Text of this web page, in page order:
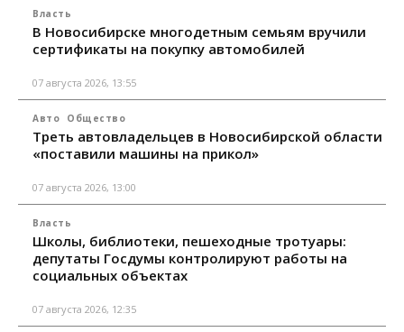
Власть
В Новосибирске многодетным семьям вручили
сертификаты на покупку автомобилей
07 августа 2026, 13:55
Авто Общество
Треть автовладельцев в Новосибирской области
«поставили машины на прикол»
07 августа 2026, 13:00
Власть
Школы, библиотеки, пешеходные тротуары:
депутаты Госдумы контролируют работы на
социальных объектах
07 августа 2026, 12:35